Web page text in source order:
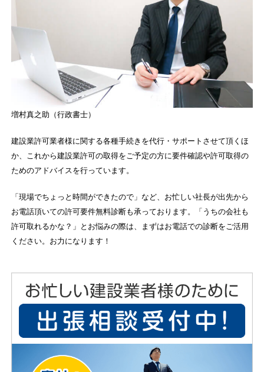
増村真之助（行政書士）
建設業許可業者様に関する各種手続きを代行・サポートさせて頂くほ
か、これから建設業許可の取得をご予定の方に要件確認や許可取得の
ためのアドバイスを行っています。
「現場でちょっと時間ができたので」など、お忙しい社長が出先から
お電話頂いての許可要件無料診断も承っております。「うちの会社も
許可取れるかな？」とお悩みの際は、まずはお電話での診断をご活用
ください。お力になります！